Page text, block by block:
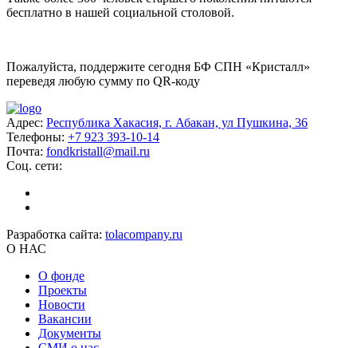
бесплатно в нашей социальной столовой.
Пожалуйста, поддержите сегодня БФ СПН «Кристалл»
переведя любую сумму по QR-коду
Адрес: Республика Хакасия, г. Абакан, ул Пушкина, 36
Телефоны: +7 923 393-10-14
Почта: fondkristall@mail.ru
Соц. сети:
Разработка сайта: tolacompany.ru
О НАС
О фонде
Проекты
Новости
Вакансии
Документы